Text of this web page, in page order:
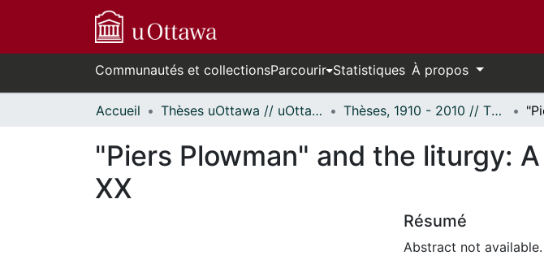
Communautés et collectionsParcourir Statistiques À propos
Accueil Thèses uOttawa // uOttawa Theses Thèses, 1910 - 2010 // Theses, 1910 - 2010
"Piers Plowman" and the liturgy:
XX
Résumé
Abstract not available.